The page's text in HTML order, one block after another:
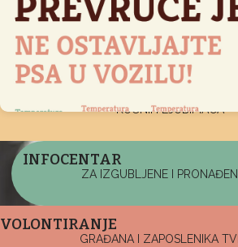
KUĆNIH LJUBIMACA
INFOCENTAR
ZA IZGUBLJENE I
VOLONTIRANJE
GRAĐANA I ZAPOSLENIKA